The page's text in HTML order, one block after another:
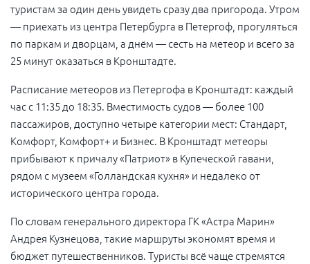
туристам за один день увидеть сразу два пригорода. Утром
— приехать из центра Петербурга в Петергоф, прогуляться
по паркам и дворцам, а днём — сесть на метеор и всего за
25 минут оказаться в Кронштадте.
Расписание метеоров из Петергофа в Кронштадт: каждый
час с 11:35 до 18:35. Вместимость судов — более 100
пассажиров, доступно четыре категории мест: Стандарт,
Комфорт, Комфорт+ и Бизнес. В Кронштадт метеоры
прибывают к причалу «Патриот» в Купеческой гавани,
рядом с музеем «Голландская кухня» и недалеко от
исторического центра города.
По словам генерального директора ГК «Астра Марин»
Андрея Кузнецова, такие маршруты экономят время и
бюджет путешественников. Туристы всё чаще стремятся